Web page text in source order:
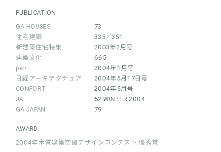
PUBLICATION
GA HOUSES
住宅建築
新建築住宅特集
建築文化
pen
日経アーキテクチュア
CONFORT
JA
GA JAPAN
73
335／351
2003年2月号
665
2004年1月号
2004年5月17日号
2004年5月号
52 WINTER,2004
79
AWARD
2004年木質建築空間デザインコンテスト 優秀賞